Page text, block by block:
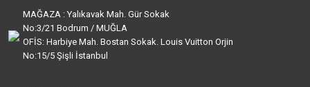
MAĞAZA : Yalıkavak Mah. Gür Sokak
No:3/21 Bodrum / MUĞLA
OFİS: Harbiye Mah. Bostan Sokak. Louis Vuitton Orjin
No:15/5 Şişli İstanbul